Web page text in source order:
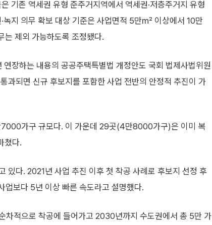
기존 역세권 유형 준주거지역에서 역세권·저층주거지 유형
녹지 의무 확보 대상 기준은 사업면적 5만㎡ 이상에서 10만
제외 가능하도록 조정됐다.
장하는 내용의 공공주택특별법 개정안도 국회 법제사법위원
과되면 신규 후보지를 포함한 사업 전반의 안정적 추진이 가
가구 규모다. 이 가운데 29곳(4만8000가구)은 이미 복
쳤다.
있다. 2021년 사업 추진 이후 첫 착공 사례로 후보지 선정 후
업보다 5년 이상 빠른 속도라고 설명했다.
차적으로 착공에 들어가고 2030년까지 수도권에서 총 5만 가